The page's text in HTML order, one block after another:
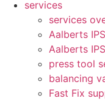
services
services
Aalberts
Aalberts
press tool
balancing
Fast Fix